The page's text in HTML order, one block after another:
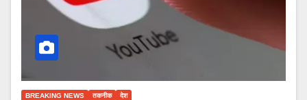
BREAKING NEWS तकनीक देश